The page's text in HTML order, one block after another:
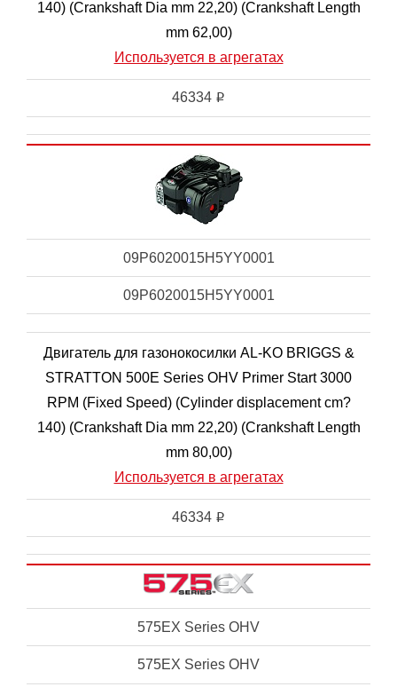
140) (Crankshaft Dia mm 22,20) (Crankshaft Length
mm 62,00)
Используется в агрегатах
46334 i
09P6020015H5YY0001
09P6020015H5YY0001
Двигатель для газонокосилки AL-KO BRIGGS &
STRATTON 500E Series OHV Primer Start 3000
RPM (Fixed Speed) (Cylinder displacement cm?
140) (Crankshaft Dia mm 22,20) (Crankshaft Length
mm 80,00)
Используется в агрегатах
46334 i
575EX Series OHV
575EX Series OHV